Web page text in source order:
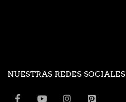
NUESTRAS REDES SOCIALES